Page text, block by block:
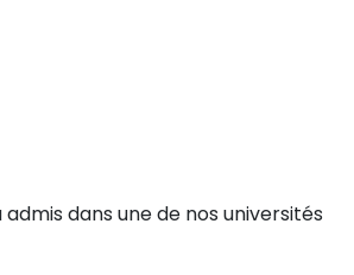
dans une de nos universités